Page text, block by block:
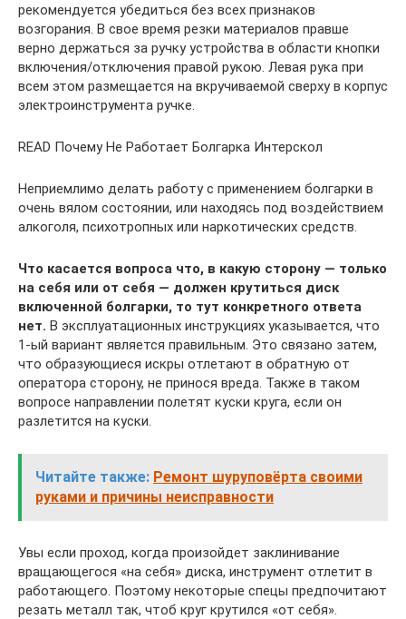
рекомендуется убедиться без всех признаков
возгорания. В свое время резки материалов правше
верно держаться за ручку устройства в области кнопки
включения/отключения правой рукою. Левая рука при
всем этом размещается на вкручиваемой сверху в корпус
электроинструмента ручке.
READ Почему Не Работает Болгарка Интерскол
Неприемлимо делать работу с применением болгарки в
очень вялом состоянии, или находясь под воздействием
алкоголя, психотропных или наркотических средств.
Что касается вопроса что, в какую сторону — только
на себя или от себя — должен крутиться диск
включенной болгарки, то тут конкретного ответа
нет. В эксплуатационных инструкциях указывается, что
1-ый вариант является правильным. Это связано затем,
что образующиеся искры отлетают в обратную от
оператора сторону, не принося вреда. Также в таком
вопросе направлении полетят куски круга, если он
разлетится на куски.
Читайте также: Ремонт шуруповёрта своими
руками и причины неисправности
Увы если проход, когда произойдет заклинивание
вращающегося «на себя» диска, инструмент отлетит в
работающего. Поэтому некоторые спецы предпочитают
резать металл так, чтоб круг крутился «от себя».